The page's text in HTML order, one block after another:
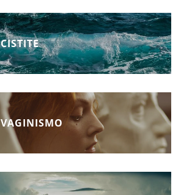
CISTITE
VAGINISMO